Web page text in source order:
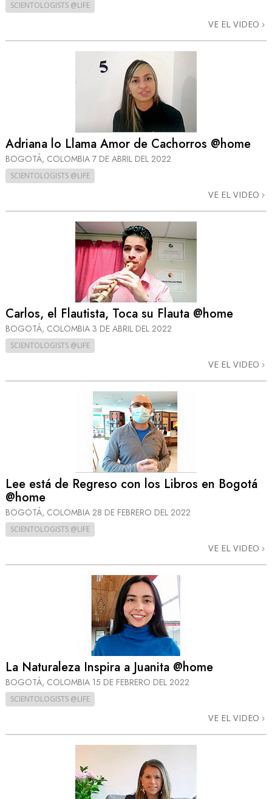
SCIENTOLOGISTS @LIFE
VE EL VIDEO
Adriana lo Llama Amor de Cachorros @home
BOGOTÁ, COLOMBIA 7 DE ABRIL DEL 2022
SCIENTOLOGISTS @LIFE
VE EL VIDEO
Carlos, el Flautista, Toca su Flauta @home
BOGOTÁ, COLOMBIA 3 DE ABRIL DEL 2022
SCIENTOLOGISTS @LIFE
VE EL VIDEO
Lee está de Regreso con los Libros en Bogotá
@home
BOGOTÁ, COLOMBIA 28 DE FEBRERO DEL 2022
SCIENTOLOGISTS @LIFE
VE EL VIDEO
La Naturaleza Inspira a Juanita @home
BOGOTÁ, COLOMBIA 15 DE FEBRERO DEL 2022
SCIENTOLOGISTS @LIFE
VE EL VIDEO